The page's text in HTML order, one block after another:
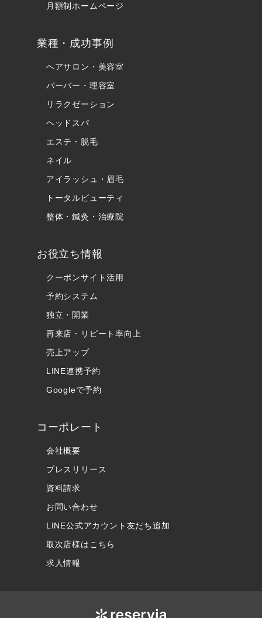
月額制ホームページ
業種・成功事例
ヘアサロン・美容室
バーバー・理容室
リラクゼーション
ヘッドスパ
エステ・脱毛
ネイル
アイラッシュ・眉毛
トータルビューティ
整体・鍼灸・治療院
お役立ち情報
クーポンサイト活用
予約システム
独立・開業
再来店・リピート率向上
売上アップ
LINE連携予約
Googleで予約
コーポレート
会社概要
プレスリリース
資料請求
お問い合わせ
LINE公式アカウント友だち追加
取次店様はこちら
求人情報